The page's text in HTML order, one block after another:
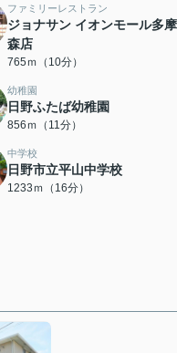
ファミリーレストラン
ジョナサン イオンモール多
森店
765ｍ（10分）
幼稚園
日野ふたば幼稚園
856ｍ（11分）
中学校
日野市立平山中学校
1233ｍ（16分）